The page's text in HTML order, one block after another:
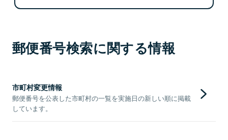
郵便番号検索に関する情報
市町村変更情報
郵便番号を公表した市町村の一覧を実施日の新しい順に掲載
しています。